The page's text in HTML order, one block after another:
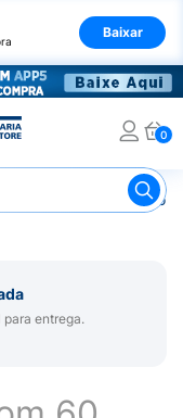
Baixar
0
para Sistema Nervoso
para entrega.